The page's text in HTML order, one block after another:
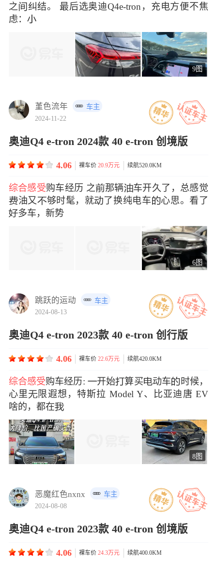
之纠结。 最后选奥迪Q4e-tron，充电方便不焦
虑：
9图
堇色流年
车主
2024-11-22
奥迪Q4 e-tron 2024款 40 e-tron 创境版
4.06 裸车价20.9万元 续航520.0KM
综合感受购车经历 之那辆车开久了，总感觉
油又够时髦，就了换纯电车心思。看了
多车，新势
6图
跳跃的运动
车主
2024-08-13
奥迪Q4 e-tron 2023款 40 e-tron 创行版
4.06 裸车价22.6万元 续航420.0KM
综合感受购车经历: 开始算买动车时候，
心里限遐想，特斯拉 Model Y、比亚迪唐 EV
啥的，都在
8图
恶魔红色nxnx
车主
2024-08-08
奥迪Q4 e-tron 2023款 40 e-tron 创境版
4.06 裸车价24.3万元 续航400.0KM